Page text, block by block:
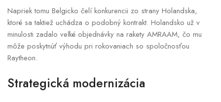
Napriek tomu Belgicko čelí konkurencii zo strany Holandska,
ktoré sa taktiež uchádza o podobný kontrakt. Holandsko už v
minulosti zadalo veľké objednávky na rakety AMRAAM, čo mu
môže poskytnúť výhodu pri rokovaniach so spoločnosťou
Raytheon.
Strategická modernizácia